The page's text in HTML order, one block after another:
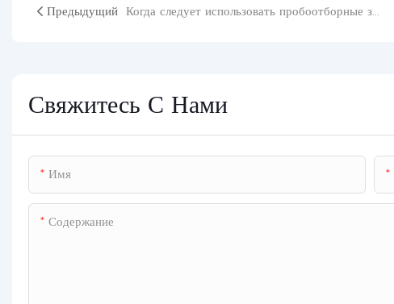
Предыдущий Когда следует использовать пробоотборные зонды счетчика частиц?
Свяжитесь С Нами
Имя
Содержание